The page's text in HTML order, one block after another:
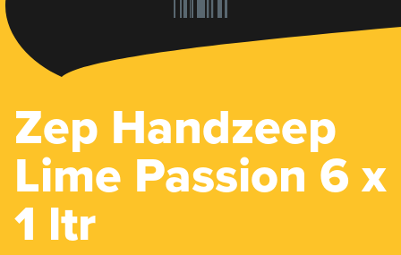
Zep Handzeep
Lime Passion 6 x
1 ltr